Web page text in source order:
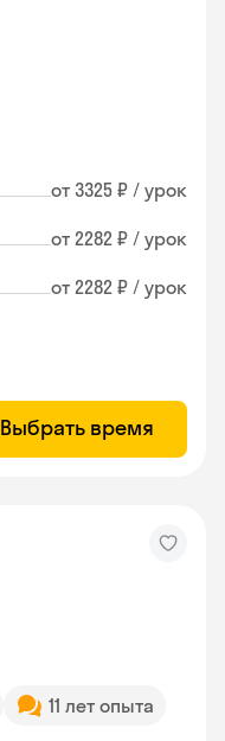
от 3325 ₽ / урок
от 2282 ₽ / урок
от 2282 ₽ / урок
Выбрать время
11 лет опыта